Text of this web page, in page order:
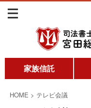
家族信託
HOME > テレビ会議